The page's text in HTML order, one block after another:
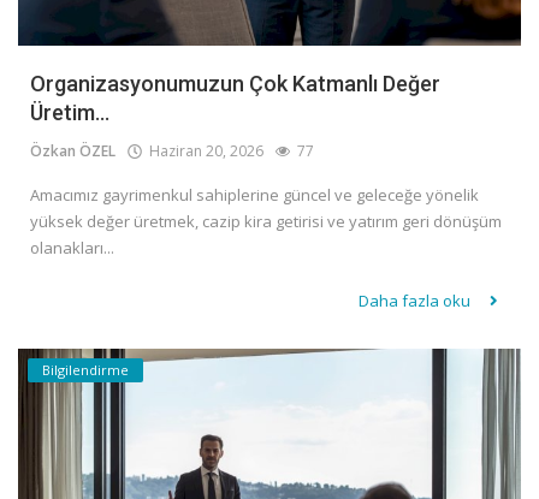
Organizasyonumuzun Çok Katmanlı Değer
Üretim...
Özkan ÖZEL Haziran 20, 2026 77
Amacımız gayrimenkul sahiplerine güncel ve geleceğe yönelik
yüksek değer üretmek, cazip kira getirisi ve yatırım geri dönüşüm
olanakları...
Daha fazla oku
Bilgilendirme